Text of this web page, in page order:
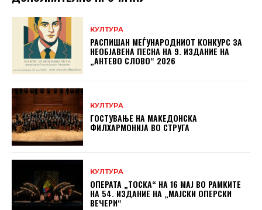
КУЛТУРА
РАСПИШАН МЕЃУНАРОДНИОТ КОНКУРС ЗА
НЕОБЈАВЕНА ПЕСНА НА 9. ИЗДАНИЕ НА
„АНТЕВО СЛОВО“ 2026
КУЛТУРА
ГОСТУВАЊЕ НА МАКЕДОНСКА
ФИЛХАРМОНИЈА ВО СТРУГА
КУЛТУРА
ОПЕРАТА „ТОСКА“ НА 16 МАЈ ВО РАМКИТЕ
НА 54. ИЗДАНИЕ НА „МАЈСКИ ОПЕРСКИ
ВЕЧЕРИ“